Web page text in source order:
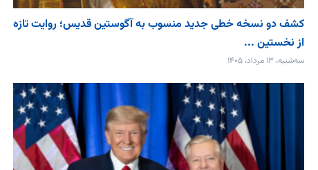
کشف دو نسخه خطی جدید منسوب به آگوستین قدیس؛ روایت تازه
از نخستین ...
سه‌شنبه، ۱۳ مرداد، ۱۴۰۵